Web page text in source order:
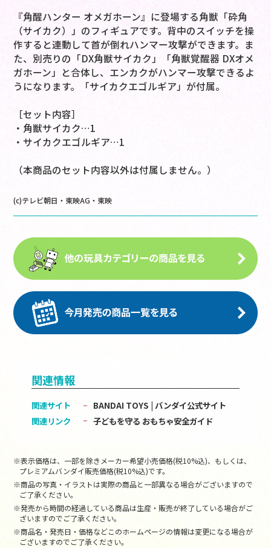
『角醒ハンター オメガホーン』に登場する角獣「砕角
（サイカク）」のフィギュアです。背中のスイッチを操
作すると連動して首が倒れハンマー攻撃ができます。ま
た、別売りの「DX角獣サイカク」「角獣覚醒器 DXオメ
ガホーン」と合体し、エンカクがハンマー攻撃できるよ
うになります。「サイカクエゴルギア」が付属。
［セット内容］
・角獣サイカク…1
・サイカクエゴルギア…1
（本商品のセット内容以外は付属しません。）
(c)テレビ朝日・東映AG・東映
関連情報
関連サイト
BANDAI TOYS | バンダイ公式サイト
関連リンク
子どもを守る おもちゃ安全ガイド
※表示価格は、一部を除きメーカー希望小売価格(税10%込)、もしくは、
プレミアムバンダイ販売価格(税10%込)です。
※商品の写真・イラストは実際の商品と一部異なる場合がございますので
ご了承ください。
※発売から時間の経過している商品は生産・販売が終了している場合がご
ざいますのでご了承ください。
※商品名・発売日・価格などこのホームページの情報は変更になる場合が
ございますのでご了承ください。